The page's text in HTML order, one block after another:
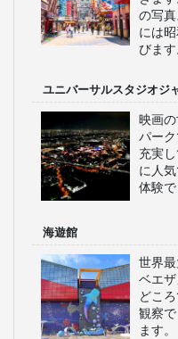
大阪城
豊臣秀
も有名
てお
ます。
道頓堀
で賑わ
オン
りま
通天閣